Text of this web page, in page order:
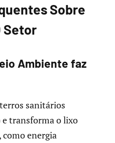
Sobre
Setor
Ambiente faz
sanitários
e transforma o lixo
energia